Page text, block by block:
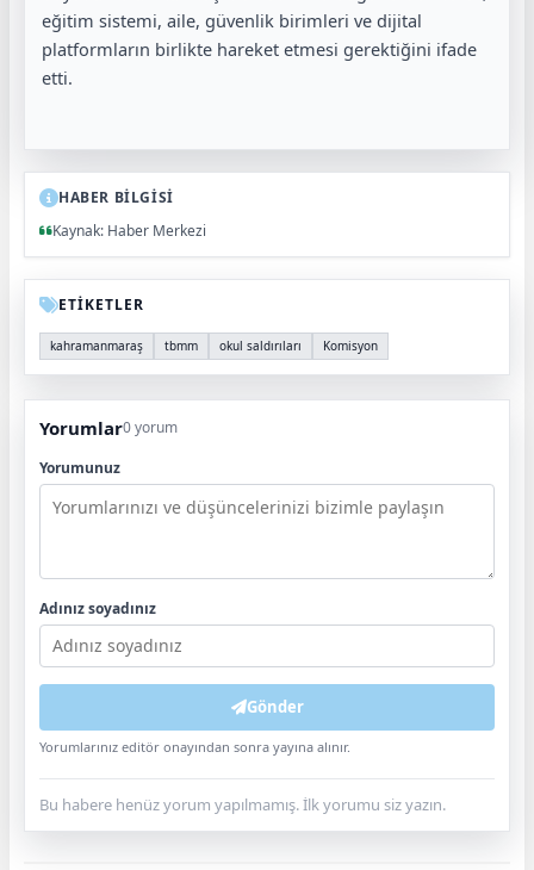
eğitim sistemi, aile, güvenlik birimleri ve dijital
platformların birlikte hareket etmesi gerektiğini ifade
etti.
HABER BİLGİSİ
Kaynak: Haber Merkezi
ETİKETLER
kahramanmaraş tbmm okul saldırıları Komisyon
Yorumlar0 yorum
Yorumunuz
Adınız soyadınız
Gönder
Yorumlarınız editör onayından sonra yayına alınır.
Bu habere henüz yorum yapılmamış. İlk yorumu siz yazın.